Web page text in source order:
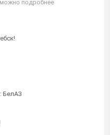
подробнее
БелАЗ